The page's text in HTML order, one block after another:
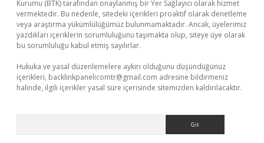
Kurumu (BTK) tarafından onaylanmış bir Yer Sağlayıcı olarak hizmet
vermektedir. Bu nedenle, sitedeki içerikleri proaktif olarak denetleme
veya araştırma yükümlülüğümüz bulunmamaktadır. Ancak, üyelerimiz
yazdıkları içeriklerin sorumluluğunu taşımakta olup, siteye üye olarak
bu sorumluluğu kabul etmiş sayılırlar.
Hukuka ve yasal düzenlemelere aykırı olduğunu düşündüğünüz
içerikleri, backlinkpanelicomtr@gmail.com adresine bildirmeniz
halinde, ilgili içerikler yasal süre içerisinde sitemizden kaldırılacaktır.